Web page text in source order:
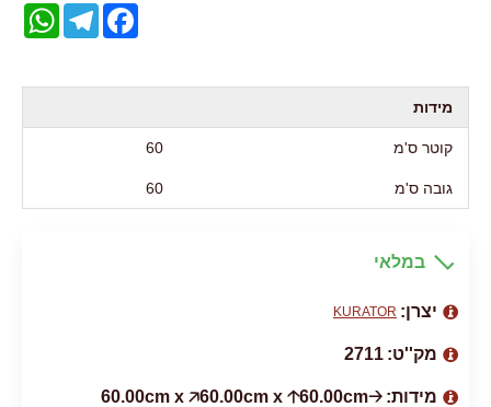
TelegramFacebook
מידות
קוטר ס'מ 60
גובה ס'מ 60
במלאי
יצרן: KURATOR
מק''ט: 2711
מידות: 🡢60.00cm x 🡥60.00cm x 🡡60.00cm